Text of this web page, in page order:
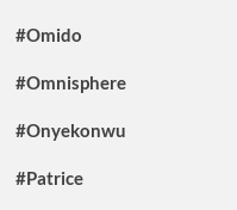
#Omido
#Omnisphere
#Onyekonwu
#Patrice